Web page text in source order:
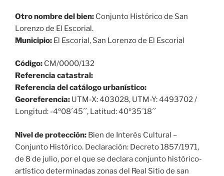
Otro nombre del bien: Conjunto Histórico de San
Lorenzo de El Escorial.
Municipio: El Escorial, San Lorenzo de El Escorial
Código: CM/0000/132
Referencia catastral:
Referencia del catálogo urbanístico:
Georeferencia: UTM-X: 403028, UTM-Y: 4493702 /
Longitud: -4º08´45´´, Latitud: 40º35´18´´
Nivel de protección: Bien de Interés Cultural –
Conjunto Histórico. Declaración: Decreto 1857/1971,
de 8 de julio, por el que se declara conjunto histórico-
artístico determinadas zonas del Real Sitio de san